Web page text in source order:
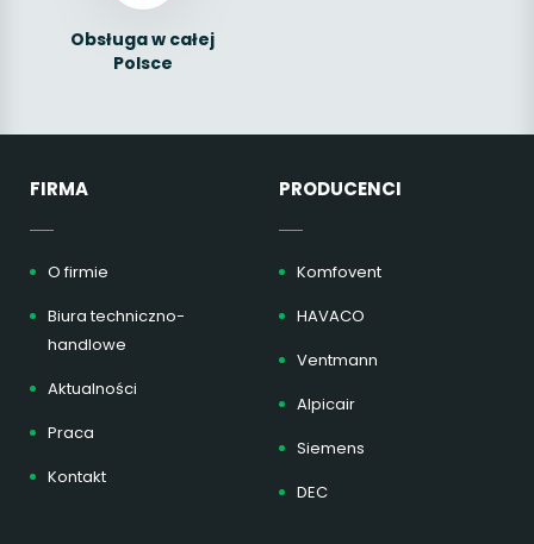
Obsługa w całej
Polsce
FIRMA
O firmie
Biura techniczno-
handlowe
Aktualności
Praca
Kontakt
PRODUCENCI
Komfovent
HAVACO
Ventmann
Alpicair
Siemens
DEC